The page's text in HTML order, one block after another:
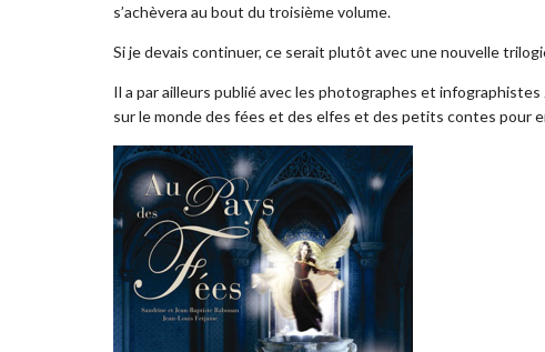
s’achèvera au bout du troisième volume.
Si je devais continuer, ce serait plutôt avec une nouvelle
Il a par ailleurs publié avec les photographes et
sur le monde des fées et des elfes et des petits contes pour